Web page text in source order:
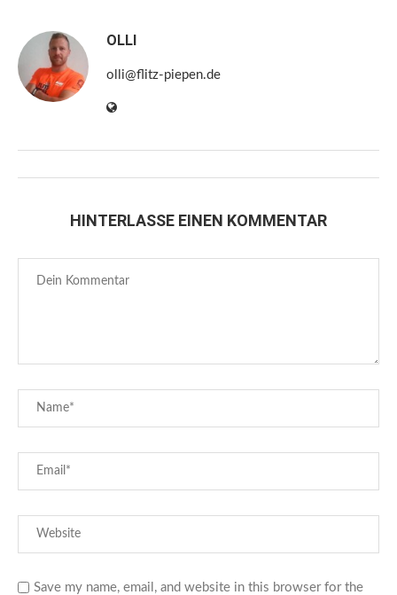
OLLI
olli@flitz-piepen.de
HINTERLASSE EINEN KOMMENTAR
Save my name, email, and website in this browser for the